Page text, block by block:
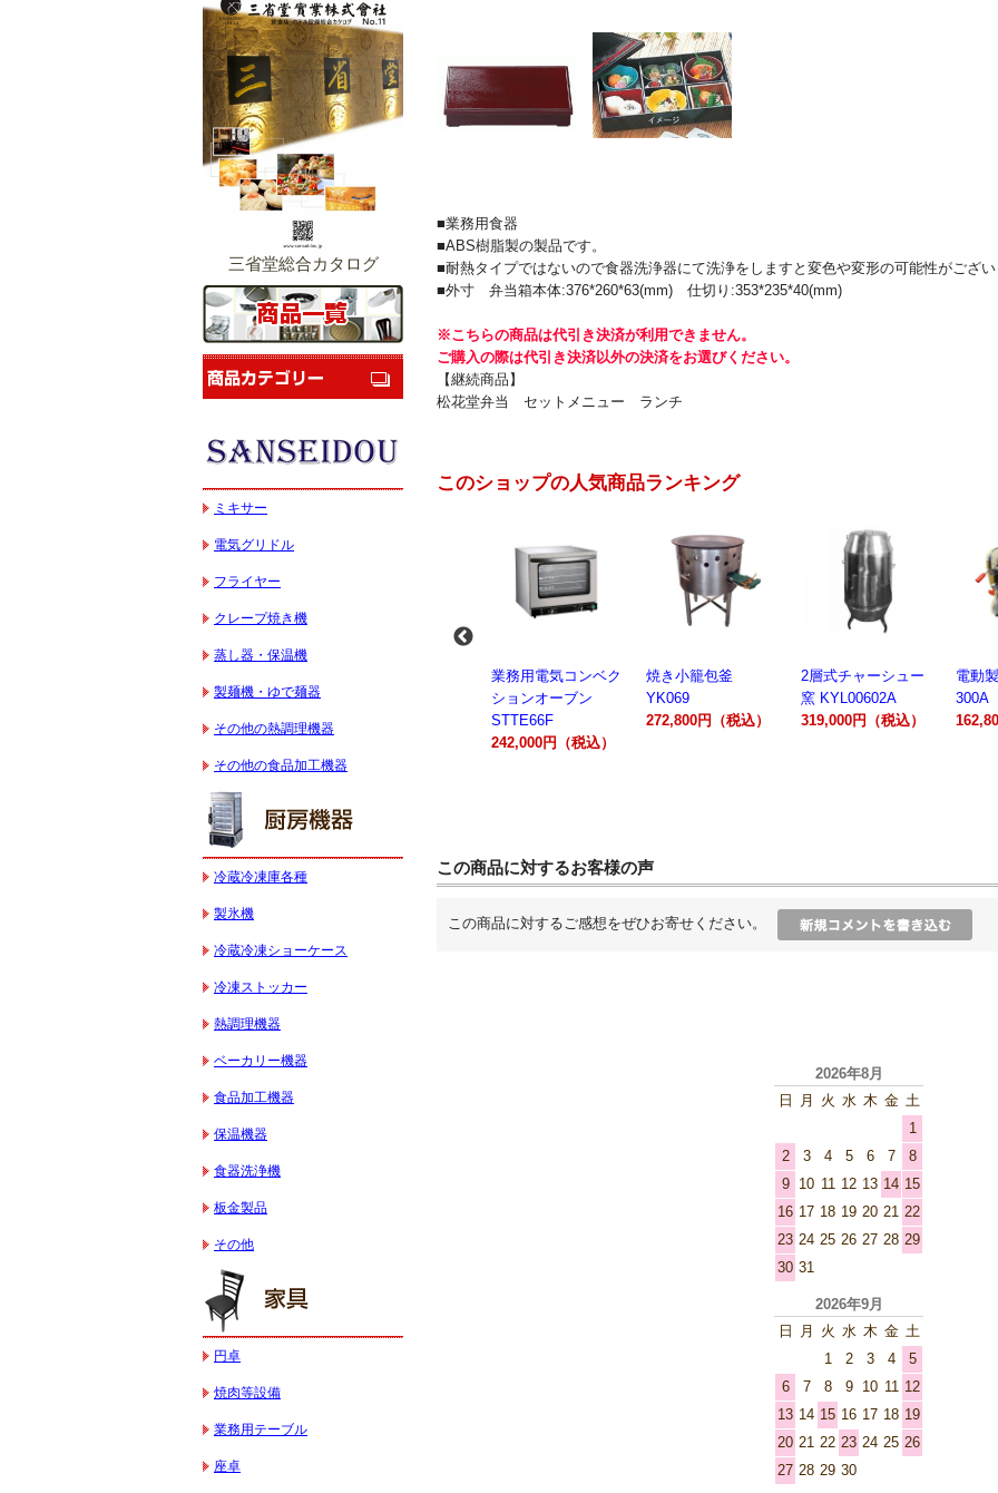
■業務用食器
■ABS樹脂製の製品です。
■耐熱タイプではないので食器洗浄器にて洗浄をしますと変色や変形の可能性がござ
■外寸 弁当箱本体:376*260*63(mm) 仕切り:353*235*40(mm)
※こちらの商品は代引き決済が利用できません。
ご購入の際は代引き決済以外の決済をお選びください。
【継続商品】
松花堂弁当 セットメニュー ランチ
このショップの人気商品ランキング
キサー 30L
HTHS30IN
業務用電気コンベク
ションオーブン
STTE66F
242,000円（税込）
焼き小籠包釜
YK069
272,800円（税込）
2層式チャーシュー
窯 KYL00602A
319,000円（税込）
電動
300A
この商品に対するお客様の声
この商品に対するご感想をぜひお寄せください。
三省堂総合カタログ
ミキサー
電気グリドル
フライヤー
クレープ焼き機
蒸し器・保温機
製麺機・ゆで麺器
その他の熱調理機器
その他の食品加工機器
冷蔵冷凍庫各種
製氷機
冷蔵冷凍ショーケース
冷凍ストッカー
熱調理機器
ベーカリー機器
食品加工機器
保温機器
食器洗浄機
板金製品
その他
円卓
焼肉等設備
業務用テーブル
座卓
2026年8月
日
月 火 水 木 金 土
1
2
3 4 5 6 7
8
9
10 11 12 13 14 15
16 17 18 19 20 21 22
23 24 25 26 27 28 29
30 31
2026年9月
日
月 火 水 木 金 土
1
2 3 4
5
6
7 8 9 10 11 12
13 14 15 16 17 18 19
20 21 22 23 24 25 26
27 28 29 30